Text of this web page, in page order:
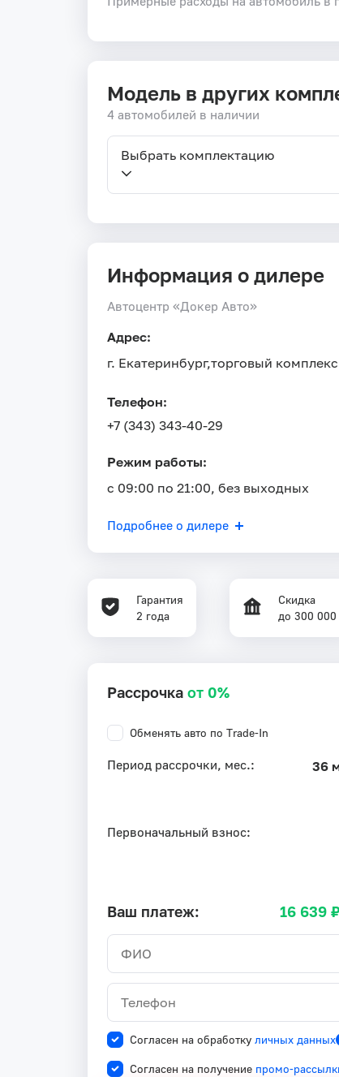
Модель в других
4 автомобилей в наличии
Выбрать комплектацию
Информация о дилере
Автоцентр «Докер Авто»
Адрес:
г. Екатеринбург,торговый
Телефон:
+7 (343) 343-40-29
Режим работы:
с 09:00 по 21:00, без выходных
Подробнее о дилере
Гарантия
2 года
Скидка
до 300 000
Рассрочка от 0%
Обменять авто по Trade-In
Период рассрочки, мес.: 36
Первоначальный взнос:
Ваш платеж: 16 639
Согласен на обработку личных данных
Согласен на получение промо-